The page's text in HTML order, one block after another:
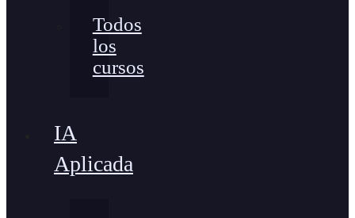
Todos
los
cursos
IA
Aplicada